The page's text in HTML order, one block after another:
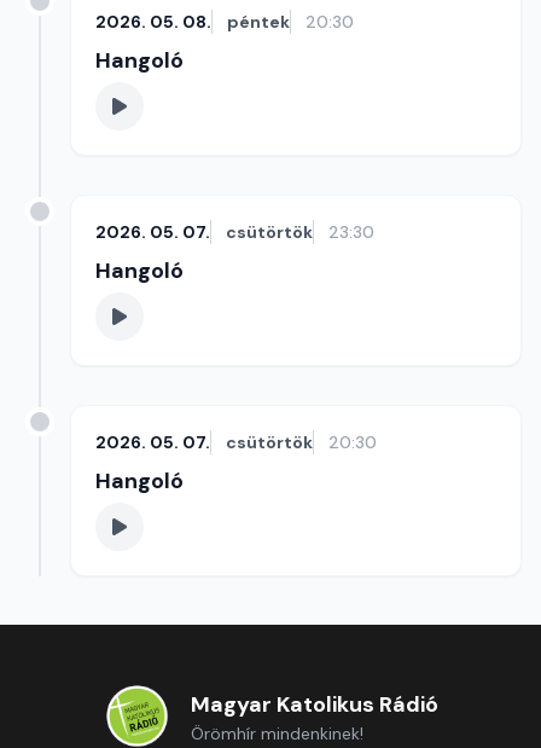
2026. 05. 08. péntek 20:30
Hangoló
2026. 05. 07. csütörtök 23:30
Hangoló
2026. 05. 07. csütörtök 20:30
Hangoló
Magyar Katolikus Rádió
Örömhír mindenkinek!